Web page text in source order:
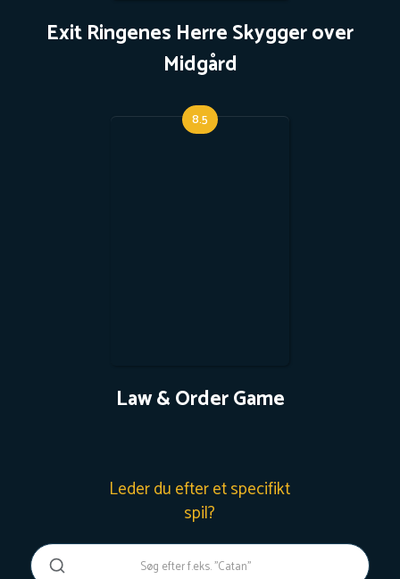
Exit Ringenes Herre Skygger over
Midgård
8.5
Law & Order Game
Leder du efter et specifikt
spil?